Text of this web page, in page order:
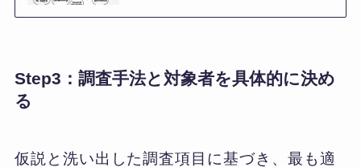
Step3：調査手法と対象者を具体的に決め
る
仮説と洗い出した調査項目に基づき、最も適